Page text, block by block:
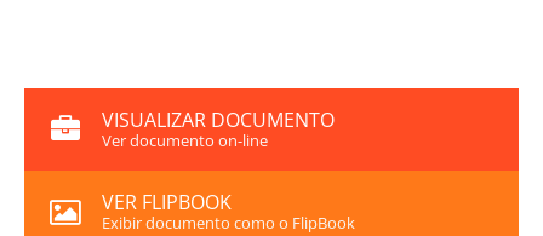
VISUALIZAR DOCUMENTO
Ver documento on-line
VER FLIPBOOK
Exibir documento como o FlipBook